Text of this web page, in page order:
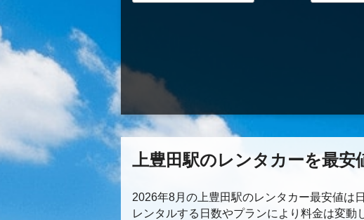
上豊田駅のレンタカーを最安
2026年8月の上豊田駅のレンタカー最安値は
レンタルする日数やプランにより料金は変動